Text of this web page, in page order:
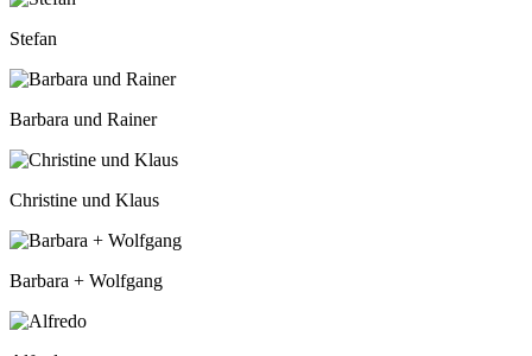
Stefan
Barbara und Rainer
Christine und Klaus
Barbara + Wolfgang